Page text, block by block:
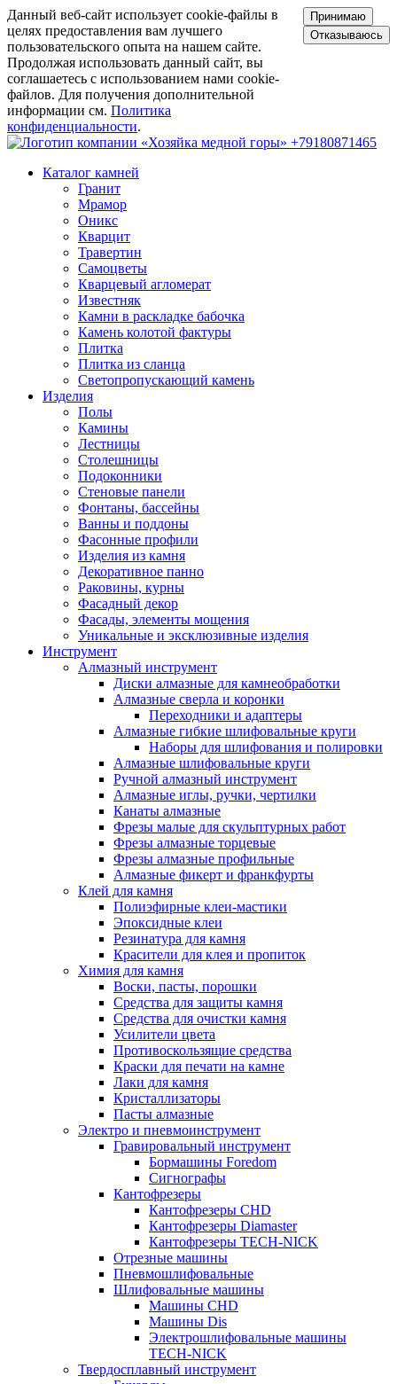
Данный веб-сайт использует cookie-файлы в
целях предоставления вам лучшего
пользовательского опыта на нашем сайте.
Продолжая использовать данный сайт, вы
соглашаетесь с использованием нами cookie-
файлов. Для получения дополнительной
информации см. Политика
конфиденциальности.
Принимаю
Отказываюсь
+79180871465
Каталог камней
Гранит
Мрамор
Оникс
Кварцит
Травертин
Самоцветы
Кварцевый агломерат
Известняк
Камни в раскладке бабочка
Камень колотой фактуры
Плитка
Плитка из сланца
Светопропускающий камень
Изделия
Полы
Камины
Лестницы
Столешницы
Подоконники
Стеновые панели
Фонтаны, бассейны
Ванны и поддоны
Фасонные профили
Изделия из камня
Декоративное панно
Раковины, курны
Фасадный декор
Фасады, элементы мощения
Уникальные и эксклюзивные изделия
Инструмент
Алмазный инструмент
Диски алмазные для камнеобработки
Алмазные сверла и коронки
Переходники и адаптеры
Алмазные гибкие шлифовальные круги
Наборы для шлифования и полировки
Алмазные шлифовальные круги
Ручной алмазный инструмент
Алмазные иглы, ручки, чертилки
Канаты алмазные
Фрезы малые для скульптурных работ
Фрезы алмазные торцевые
Фрезы алмазные профильные
Алмазные фикерт и франкфурты
Клей для камня
Полиэфирные клеи-мастики
Эпоксидные клеи
Резинатура для камня
Красители для клея и пропиток
Химия для камня
Воски, пасты, порошки
Средства для защиты камня
Средства для очистки камня
Усилители цвета
Противоскользящие средства
Краски для печати на камне
Лаки для камня
Кристаллизаторы
Пасты алмазные
Электро и пневмоинструмент
Гравировальный инструмент
Бормашины Foredom
Сигнографы
Кантофрезеры
Кантофрезеры CHD
Кантофрезеры Diamaster
Кантофрезеры TECH-NICK
Отрезные машины
Пневмошлифовальные
Шлифовальные машины
Машины CHD
Машины Dis
Электрошлифовальные машины
TECH-NICK
Твердосплавный инструмент